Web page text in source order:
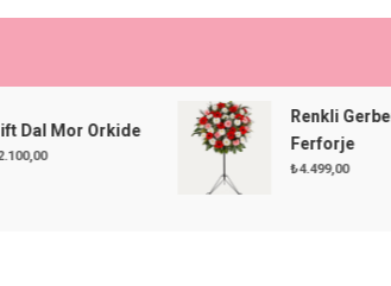
Orkide
Renkli Gerbera
Ferforje
4.499,00